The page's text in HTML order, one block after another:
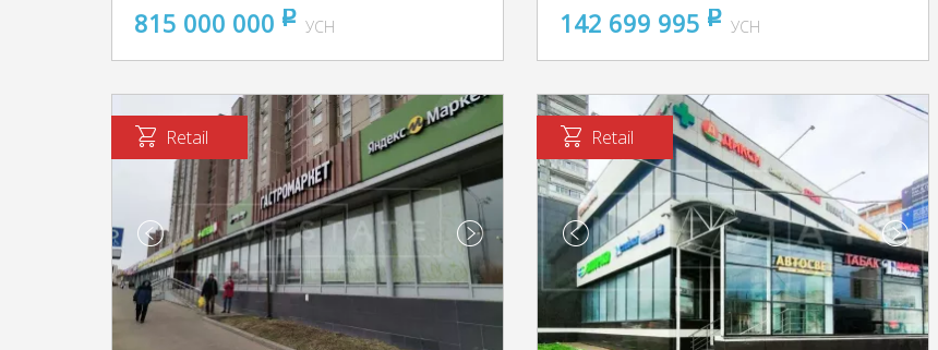
815 000 000 pуб
УСН 142 699 995 pуб
УСН
Retail Retail